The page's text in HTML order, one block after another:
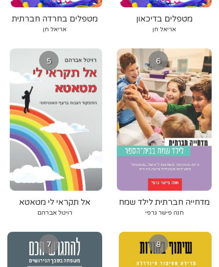
מטפלים בחרדה חברתית
אריאל חן
מטפלים בדיכאון
אריאל חן
5
אל תקראי לי מטאטא
רויטל אברהם
6
מדחייה חברתית לילד שמח
בבית־הספר
חנה פישר גרפי
7 8